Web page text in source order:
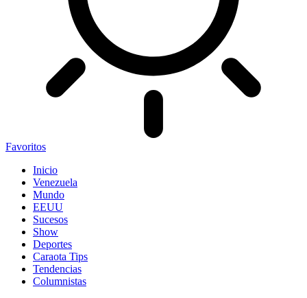
Favoritos
Inicio
Venezuela
Mundo
EEUU
Sucesos
Show
Deportes
Caraota Tips
Tendencias
Columnistas